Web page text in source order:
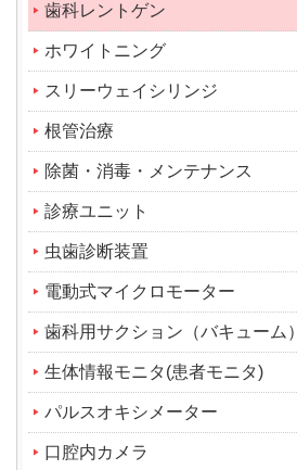
歯科レントゲン
ホワイトニング
スリーウェイシリンジ
根管治療
除菌・消毒・メンテナンス
診療ユニット
虫歯診断装置
電動式マイクロモーター
歯科用サクション（バキューム）
生体情報モニタ(患者モニタ)
パルスオキシメーター
口腔内カメラ